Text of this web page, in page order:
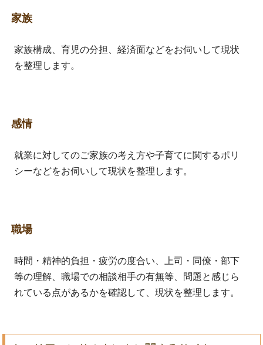
家族
家族構成、育児の分担、経済面などをお伺いして現状
を整理します。
感情
就業に対してのご家族の考え方や子育てに関するポリ
シーなどをお伺いして現状を整理します。
職場
時間・精神的負担・疲労の度合い、上司・同僚・部下
等の理解、職場での相談相手の有無等、問題と感じら
れている点があるかを確認して、現状を整理します。